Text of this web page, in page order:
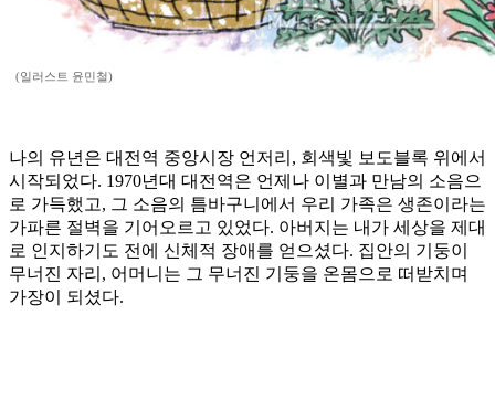
(일러스트 윤민철)
나의 유년은 대전역 중앙시장 언저리, 회색빛 보도블록 위에서
시작되었다. 1970년대 대전역은 언제나 이별과 만남의 소음으
로 가득했고, 그 소음의 틈바구니에서 우리 가족은 생존이라는
가파른 절벽을 기어오르고 있었다. 아버지는 내가 세상을 제대
로 인지하기도 전에 신체적 장애를 얻으셨다. 집안의 기둥이
무너진 자리, 어머니는 그 무너진 기둥을 온몸으로 떠받치며
가장이 되셨다.